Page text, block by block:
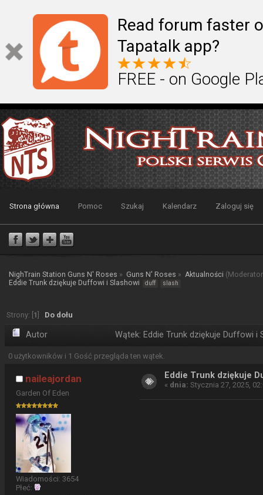
Read forum faster
Tapatalk app?
FREE - on Google
Strona główna Pomoc Szukaj Kalendarz Zaloguj się
NighTrain Station Guns N' Roses » Guns N' Roses » Aktualności
Eddie Trunk dziękuje Duffowi i Slashowi
duff slash
Strony: [1] Do dołu
Autor Wątek: Eddie Trunk dziękuje Duffowi
0 użytkowników i 1 Gość przegląda ten wątek.
naileajordan
Garden Of Eden
Wiadomości: 3654
Płeć:
Eddie Trunk dziękuje
« dnia: Stycznia 27, 2025,